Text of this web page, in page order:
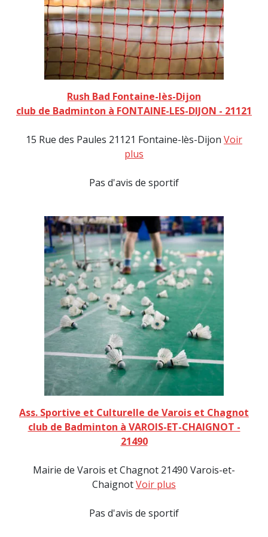
Rush Bad Fontaine-lès-Dijon
club de Badminton à FONTAINE-LES-DIJON - 21121
15 Rue des Paules 21121 Fontaine-lès-Dijon Voir
plus
Pas d'avis de sportif
Ass. Sportive et Culturelle de Varois et Chagnot
club de Badminton à VAROIS-ET-CHAIGNOT -
21490
Mairie de Varois et Chagnot 21490 Varois-et-
ChaignotVoir plus
Pas d'avis de sportif